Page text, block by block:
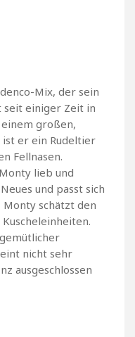
Mix, der sein
seit einiger Zeit in
großen,
ist er ein Rudeltier
Fellnasen.
lieb und
und passt sich
Monty schätzt den
nicht sehr
ausgeschlossen